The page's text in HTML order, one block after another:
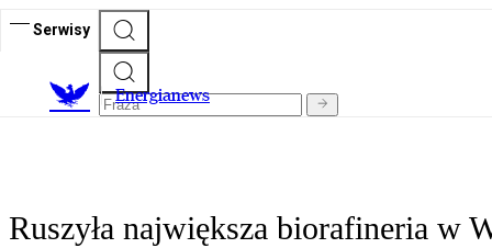
Serwisy
Energianews
Ruszyła największa biorafineria w